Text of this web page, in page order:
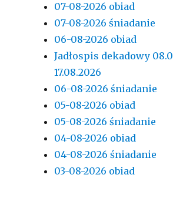
07-08-2026 obiad
07-08-2026 śniadanie
06-08-2026 obiad
Jadłospis dekadowy
17.08.2026
06-08-2026 śniadanie
05-08-2026 obiad
05-08-2026 śniadanie
04-08-2026 obiad
04-08-2026 śniadanie
03-08-2026 obiad